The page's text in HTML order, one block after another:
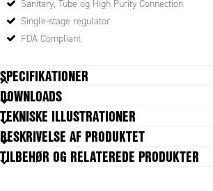
Sanitary, Tube og High Purity Connection
Single-stage regulator
FDA Compliant
SPECIFIKATIONER
DOWNLOADS
TEKNISKE ILLUSTRATIONER
BESKRIVELSE AF PRODUKTET
TILBEHØR OG RELATEREDE PRODUKTER